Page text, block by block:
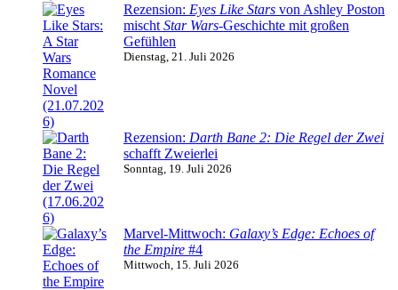
Rezension: Eyes Like Stars von Ashley Poston
mischt Star Wars-Geschichte mit großen
Gefühlen
Dienstag, 21. Juli 2026
Rezension: Darth Bane 2: Die Regel der Zwei
schafft Zweierlei
Sonntag, 19. Juli 2026
Marvel-Mittwoch: Galaxy’s Edge: Echoes of
the Empire #4
Mittwoch, 15. Juli 2026